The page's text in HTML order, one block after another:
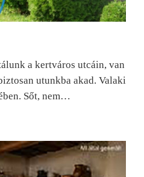
a kertváros utcáin, van
utunkba akad. Valaki
Sőt, nem…